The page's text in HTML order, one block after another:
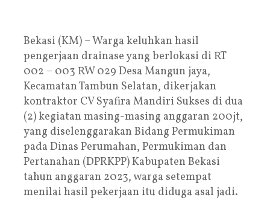
Bekasi (KM) – Warga keluhkan hasil
pengerjaan drainase yang berlokasi di RT
002 – 003 RW 029 Desa Mangun jaya,
Kecamatan Tambun Selatan, dikerjakan
kontraktor CV Syafira Mandiri Sukses di dua
(2) kegiatan masing-masing anggaran 200jt,
yang diselenggarakan Bidang Permukiman
pada Dinas Perumahan, Permukiman dan
Pertanahan (DPRKPP) Kabupaten Bekasi
tahun anggaran 2023, warga setempat
menilai hasil pekerjaan itu diduga asal jadi.